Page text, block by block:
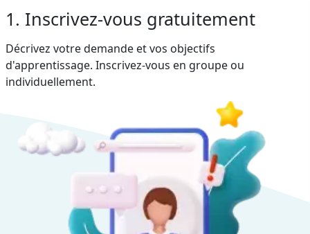
1. Inscrivez-vous gratuitement
Décrivez votre demande et vos objectifs
d'apprentissage. Inscrivez-vous en groupe ou
individuellement.